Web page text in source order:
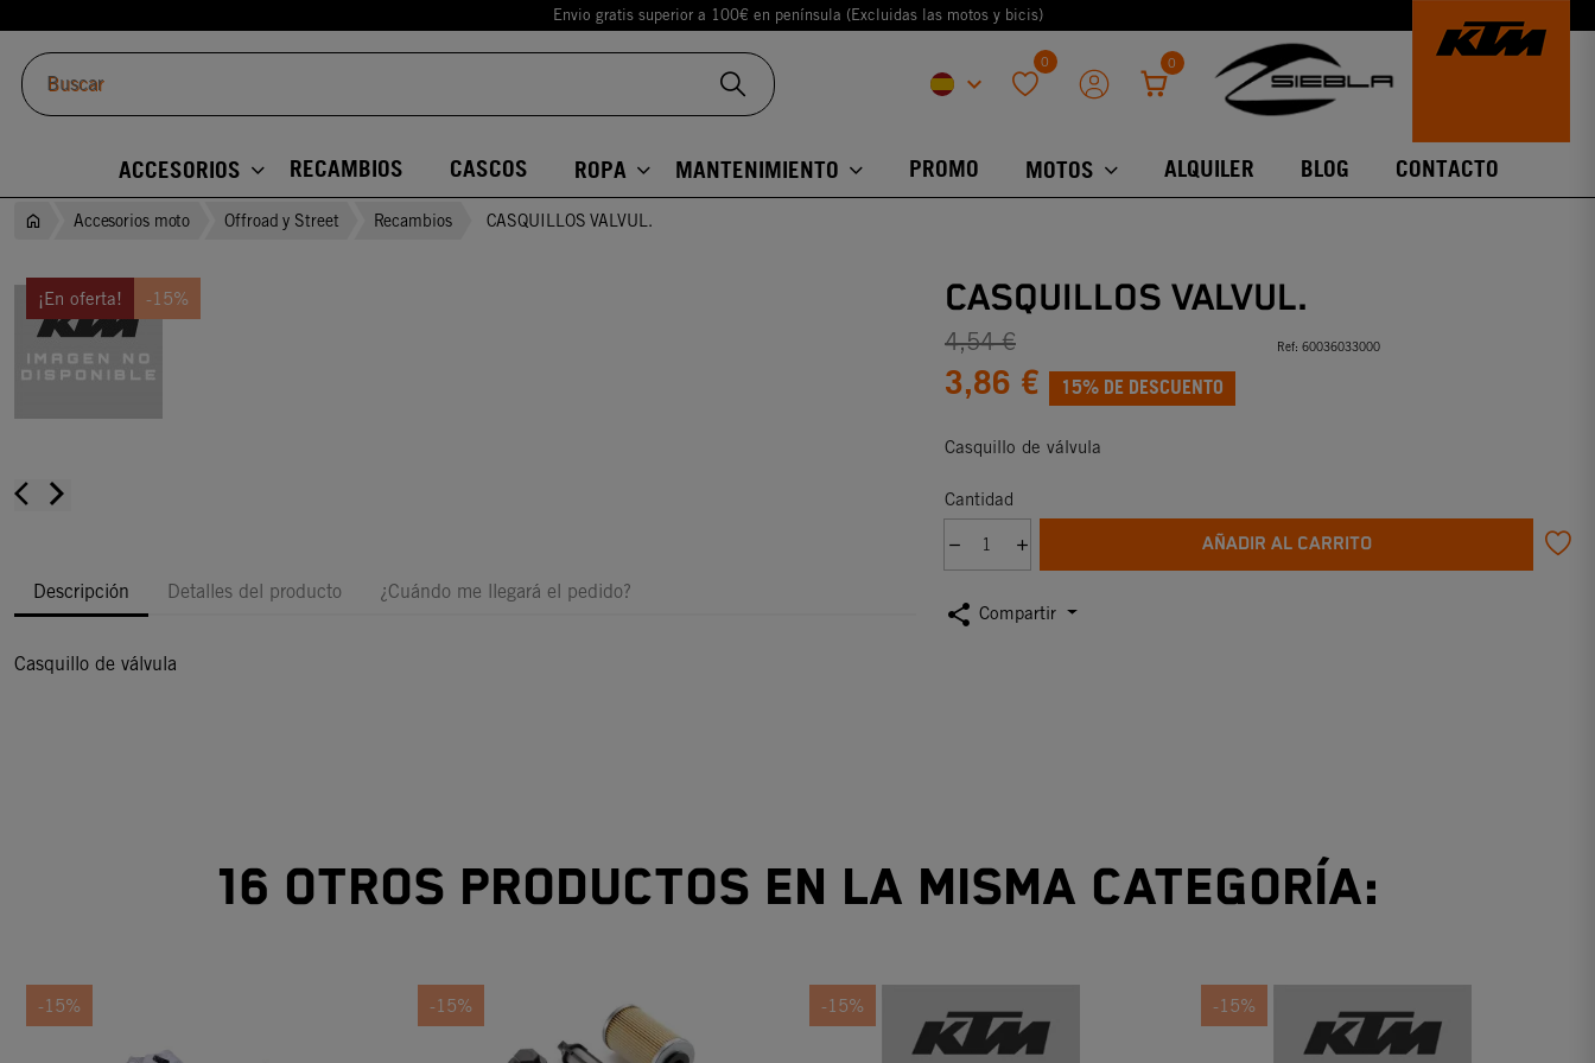
Envio gratis superior a 100€ en península (Excluidas las motos y bicis)
keyboard_arrow_down
0 0
ACCESORIOS RECAMBIOS CASCOS ROPA MANTENIMIENTO PROMO MOTOS ALQUILER BLOG CONTACTO
Accesorios moto Offroad y Street Recambios CASQUILLOS VALVUL.
¡En oferta! -15%
arrow_back_ios arrow_forward_ios
Descripción Detalles del producto ¿Cuándo me llegará el pedido?
Casquillo de válvula
CASQUILLOS VALVUL.
4,54 €
3,86 € 15% DE DESCUENTO
Ref: 60036033000
Casquillo de válvula
Cantidad
AÑADIR AL CARRITO
share Compartir
16 otros productos en la misma categoría:
-15% -15% -15% -15%